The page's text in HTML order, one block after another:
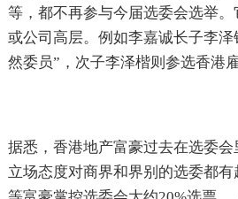
等，都不再参与今届选委会选举
或公司高层。例如李嘉诚长子李泽
然委员”，次子李泽楷则参选香港
据悉，香港地产富豪过去在选委
立场态度对商界和界别的选委都